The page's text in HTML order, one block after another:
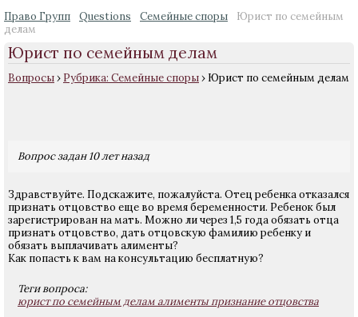
Право Групп Questions Семейные споры
Юрист по семейным
делам
Юрист по семейным делам
Вопросы› Рубрика: Семейные споры› Юрист по семейным делам
Вопрос задан 10 лет назад
Здравствуйте. Подскажите, пожалуйста. Отец ребенка отказался
признать отцовство еще во время беременности. Ребенок был
зарегистрирован на мать. Можно ли через 1,5 года обязать отца
признать отцовство, дать отцовскую фамилию ребенку и
обязать выплачивать алименты?
Как попасть к вам на консультацию бесплатную?
Теги вопроса:
юрист по семейным делам алименты признание отцовства